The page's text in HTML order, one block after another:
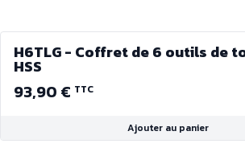
H6TLG - Coffret de 6 outils de
HSS
93,90 € TTC
Ajouter au panier